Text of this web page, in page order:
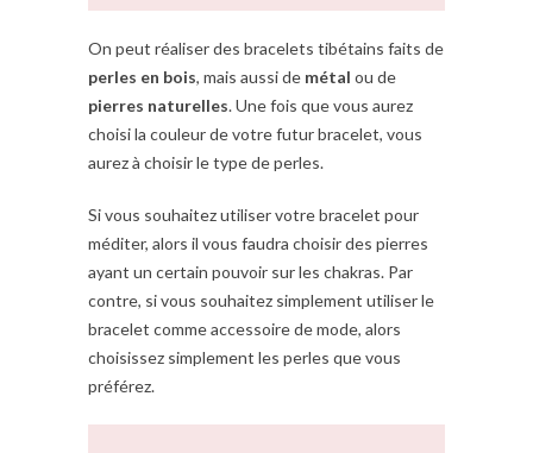
On peut réaliser des bracelets tibétains faits de
perles en bois, mais aussi de métal ou de
pierres naturelles. Une fois que vous aurez
choisi la couleur de votre futur bracelet, vous
aurez à choisir le type de perles.
Si vous souhaitez utiliser votre bracelet pour
méditer, alors il vous faudra choisir des pierres
ayant un certain pouvoir sur les chakras. Par
contre, si vous souhaitez simplement utiliser le
bracelet comme accessoire de mode, alors
choisissez simplement les perles que vous
préférez.